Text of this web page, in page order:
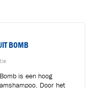
BOMB
is een hoog
Door het